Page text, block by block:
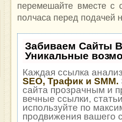
перемешайте вместе с
полчаса перед подачей
Забиваем Сайты
Уникальные
Каждая ссылка
SEO, Трафик и SMM.
сайта прозрачным и
вечные ссылки,
используйте по
продвижения вашего